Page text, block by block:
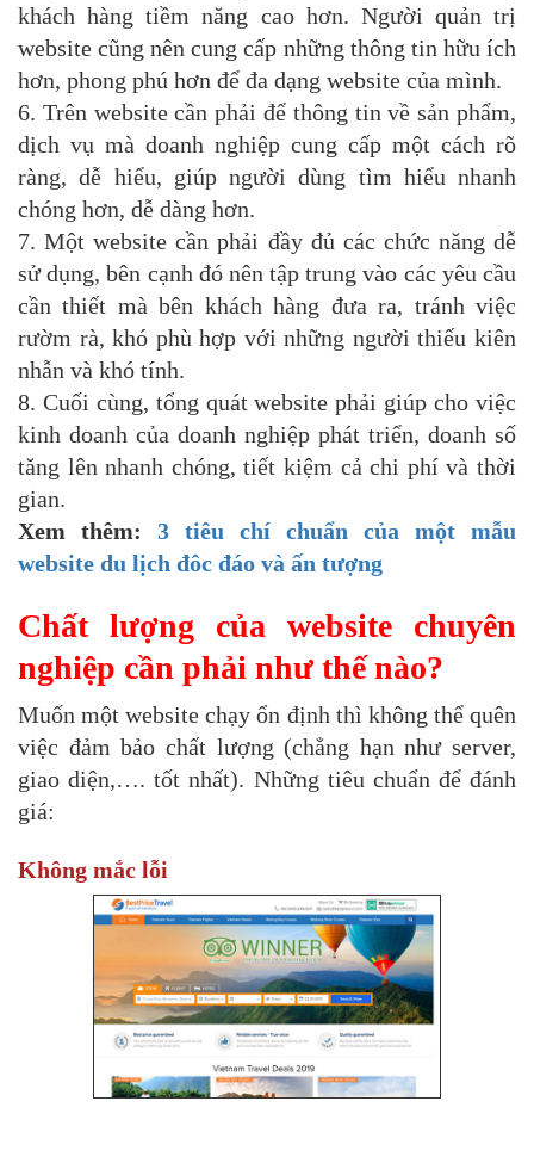
khách hàng tiềm năng cao hơn. Người quản trị
website cũng nên cung cấp những thông tin hữu ích
hơn, phong phú hơn để đa dạng website của mình.
6. Trên website cần phải để thông tin về sản phẩm,
dịch vụ mà doanh nghiệp cung cấp một cách rõ
ràng, dễ hiểu, giúp người dùng tìm hiểu nhanh
chóng hơn, dễ dàng hơn.
7. Một website cần phải đầy đủ các chức năng dễ
sử dụng, bên cạnh đó nên tập trung vào các yêu cầu
cần thiết mà bên khách hàng đưa ra, tránh việc
rườm rà, khó phù hợp với những người thiếu kiên
nhẫn và khó tính.
8. Cuối cùng, tổng quát website phải giúp cho việc
kinh doanh của doanh nghiệp phát triển, doanh số
tăng lên nhanh chóng, tiết kiệm cả chi phí và thời
gian.
Xem thêm: 3 tiêu chí chuẩn của một mẫu
website du lịch đôc đáo và ấn tượng
Chất lượng của website chuyên
nghiệp cần phải như thế nào?
Muốn một website chạy ổn định thì không thể quên
việc đảm bảo chất lượng (chẳng hạn như server,
giao diện,…. tốt nhất). Những tiêu chuẩn để đánh
giá:
Không mắc lỗi